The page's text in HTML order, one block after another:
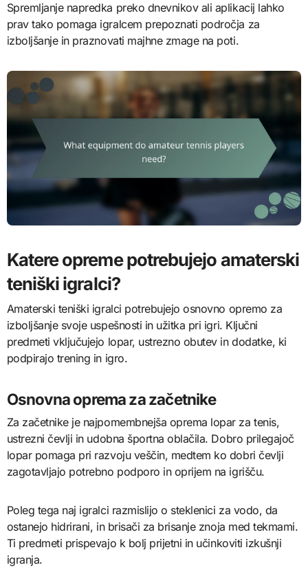
Spremljanje napredka preko dnevnikov ali aplikacij lahko
prav tako pomaga igralcem prepoznati področja za
izboljšanje in praznovati majhne zmage na poti.
Katere opreme potrebujejo amaterski
teniški igralci?
Amaterski teniški igralci potrebujejo osnovno opremo za
izboljšanje svoje uspešnosti in užitka pri igri. Ključni
predmeti vključujejo lopar, ustrezno obutev in dodatke, ki
podpirajo trening in igro.
Osnovna oprema za začetnike
Za začetnike je najpomembnejša oprema lopar za tenis,
ustrezni čevlji in udobna športna oblačila. Dobro prilegajoč
lopar pomaga pri razvoju veščin, medtem ko dobri čevlji
zagotavljajo potrebno podporo in oprijem na igrišču.
Poleg tega naj igralci razmislijo o steklenici za vodo, da
ostanejo hidrirani, in brisači za brisanje znoja med tekmami.
Ti predmeti prispevajo k bolj prijetni in učinkoviti izkušnji
igranja.